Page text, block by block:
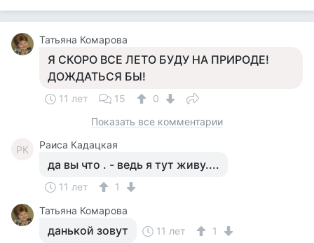
Татьяна Комарова
Я СКОРО ВСЕ ЛЕТО БУДУ НА ПРИРОДЕ!
ДОЖДАТЬСЯ БЫ!
11 лет 15
0
Показать все комментарии
РК Раиса Кадацкая
да вы что . - ведь я тут живу....
11 лет
1
Татьяна Комарова
данькой зовут 11 лет 1